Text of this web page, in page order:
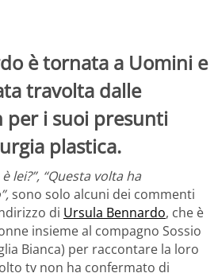
è tornata a Uomini e
travolta dalle
per i suoi presunti
plastica.
lei?”, “Questa volta ha
sono solo alcuni dei commenti
di Ursula Bennardo, che è
insieme al compagno Sossio
Bianca) per raccontare la loro
tv non ha confermato di